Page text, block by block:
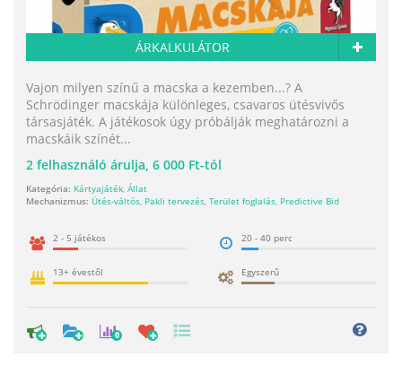
ÁRKALKULÁTOR
Vajon milyen színű a macska a kezemben...? A
Schrödinger macskája különleges, csavaros ütésvivős
társasjáték. A játékosok úgy próbálják meghatározni a
macskáik színét...
2 felhasználó árulja, 6 000 Ft-tól
Kategória: Kártyajáték, Állat
Mechanizmus: Ütés-váltós, Pakli tervezés, Terület foglalás, Predictive Bid
2 - 5 játékos 20 - 40 perc
13+ évestől Egyszerű
0